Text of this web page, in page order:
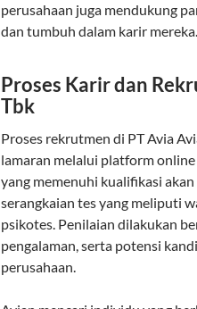
perusahaan juga mendukung
dan tumbuh dalam karir mereka.
Proses Karir dan
Tbk
Proses rekrutmen di PT Avia
lamaran melalui platform
yang memenuhi kualifikasi
serangkaian tes yang meliputi
psikotes. Penilaian dilakukan
pengalaman, serta potensi
perusahaan.